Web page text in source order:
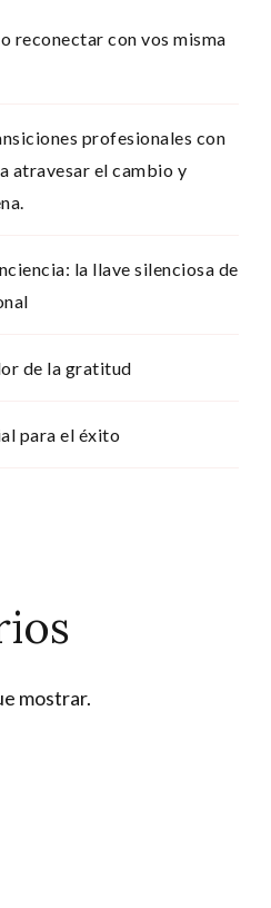
reconectar con vos misma
profesionales con
atravesar el cambio y
la llave silenciosa de
de la gratitud
para el éxito
mostrar.